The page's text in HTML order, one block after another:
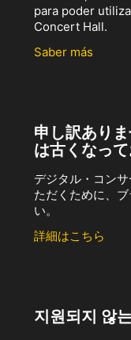
para poder
Concert Hall.
Saber más
申し訳あり
は古くなっ
デジタル・コン
ただくために、
い。
詳細はこちら
지원되지 않